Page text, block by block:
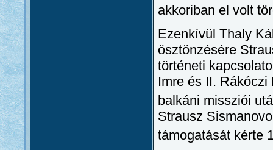
akkoriban el volt
Ezenkívül Thaly
ösztönzésére
történeti
Imre és II.
balkáni missziói
Strausz
támogatását kérte